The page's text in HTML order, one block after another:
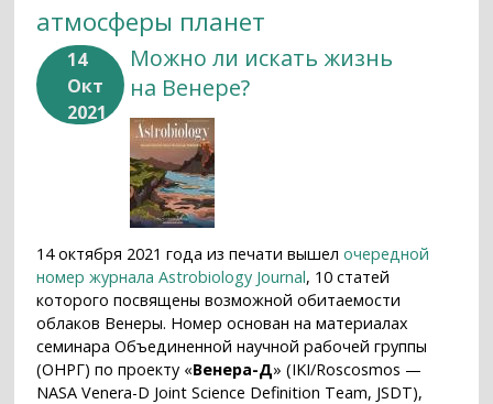
атмосферы планет
14
Окт
2021
Можно ли искать жизнь
на Венере?
14 октября 2021 года из печати вышелочередной
номер журнала Astrobiology Journal, 10 статей
которого посвящены возможной обитаемости
облаков Венеры. Номер основан на материалах
семинара Объединенной научной рабочей группы
(ОНРГ) по проекту «Венера-Д» (IKI/Roscosmos —
NASA Venera-D Joint Science Definition Team, JSDT),